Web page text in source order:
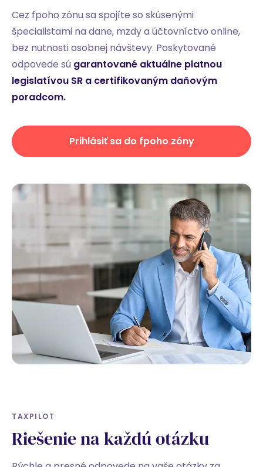
Cez fpoho zónu sa spojíte so skúsenými
špecialistami na dane, mzdy a účtovníctvo online,
bez nutnosti osobnej návštevy. Poskytované
odpovede sú garantované aktuálne platnou
legislatívou SR a certifikovaným daňovým
poradcom.
Prihlásiť sa do fpoho zóny
TAXPILOT
Riešenie na každú otázku